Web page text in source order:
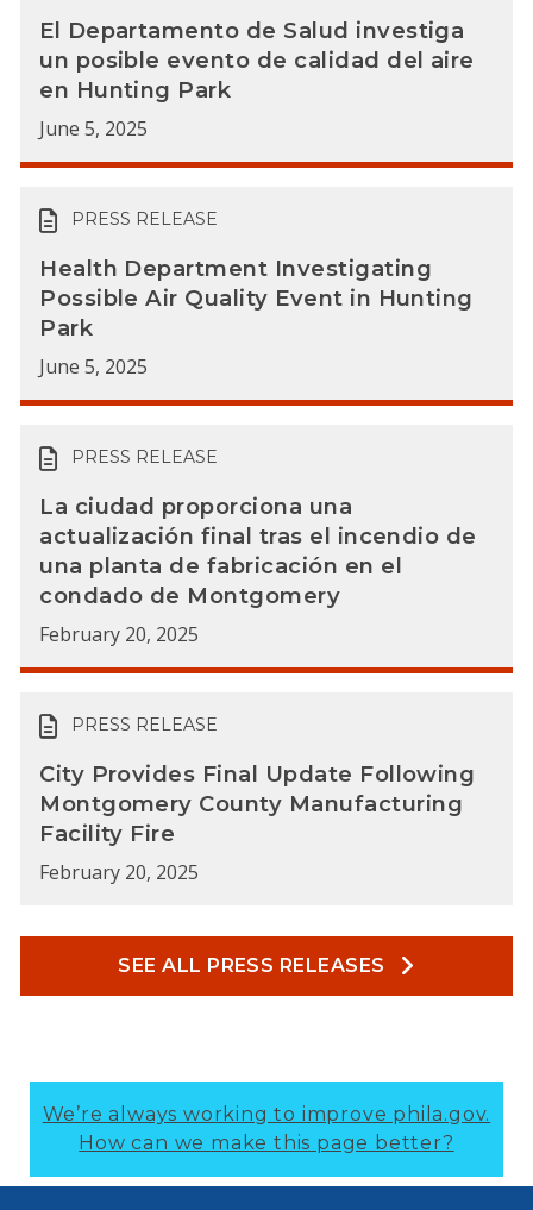
El Departamento de Salud investiga
un posible evento de calidad del aire
en Hunting Park
June 5, 2025
PRESS RELEASE
Health Department Investigating
Possible Air Quality Event in Hunting
Park
June 5, 2025
PRESS RELEASE
La ciudad proporciona una
actualización final tras el incendio de
una planta de fabricación en el
condado de Montgomery
February 20, 2025
PRESS RELEASE
City Provides Final Update Following
Montgomery County Manufacturing
Facility Fire
February 20, 2025
SEE ALL PRESS RELEASES
We’re always working to improve phila.gov.
How can we make this page better?